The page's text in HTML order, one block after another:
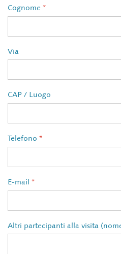
Cognome *
Via
CAP / Luogo
Telefono *
E-mail *
Altri partecipanti alla visita